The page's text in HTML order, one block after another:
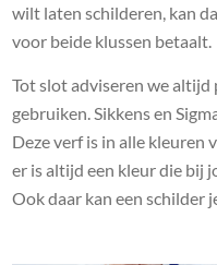
wilt laten schilderen, kan
voor beide klussen betaalt.
Tot slot adviseren we
gebruiken. Sikkens en
Deze verf is in alle kleuren
er is altijd een kleur die bij
Ook daar kan een schilder